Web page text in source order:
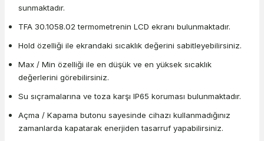
sunmaktadır.
TFA 30.1058.02 termometrenin LCD ekranı bulunmaktadır.
Hold özelliği ile ekrandaki sıcaklık değerini sabitleyebilirsiniz.
Max / Min özelliği ile en düşük ve en yüksek sıcaklık
değerlerini görebilirsiniz.
Su sıçramalarına ve toza karşı IP65 koruması bulunmaktadır.
Açma / Kapama butonu sayesinde cihazı kullanmadığınız
zamanlarda kapatarak enerjiden tasarruf yapabilirsiniz.